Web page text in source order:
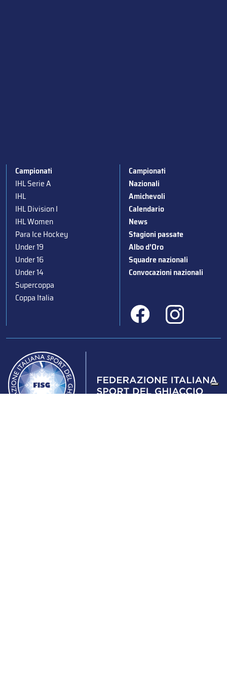
Campionati
IHL Serie A
IHL
IHL Division I
IHL Women
Para Ice Hockey
Under 19
Under 16
Under 14
Supercoppa
Coppa Italia
Campionati
Nazionali
Amichevoli
Calendario
News
Stagioni passate
Albo d’Oro
Squadre nazionali
Convocazioni nazionali